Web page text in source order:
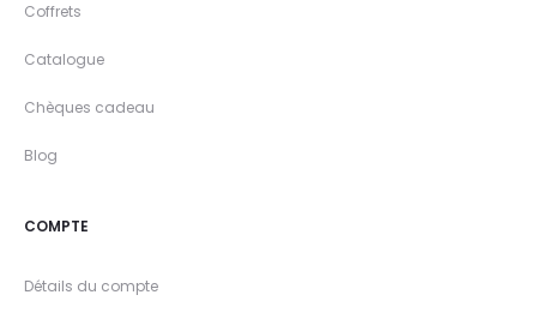
Coffrets
Catalogue
Chèques cadeau
Blog
COMPTE
Détails du compte